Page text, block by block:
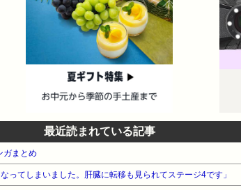
最近読まれている記事
ガまとめ
ってしまいました。肝臓に転移も見られてステージ4です」